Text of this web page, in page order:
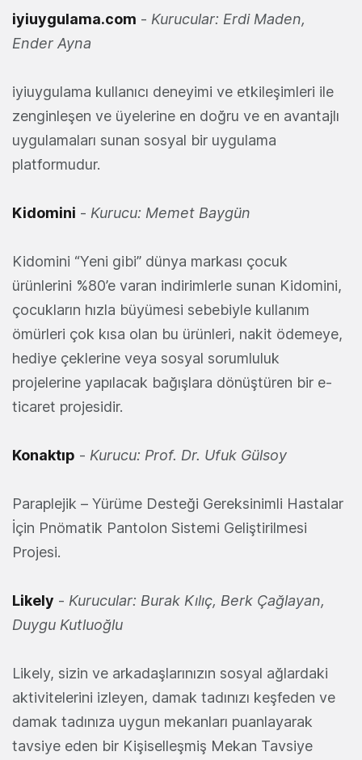
iyiuygulama.com - Kurucular: Erdi Maden,
Ender Ayna
iyiuygulama kullanıcı deneyimi ve etkileşimleri ile
zenginleşen ve üyelerine en doğru ve en avantajlı
uygulamaları sunan sosyal bir uygulama
platformudur.
Kidomini - Kurucu: Memet Baygün
Kidomini “Yeni gibi” dünya markası çocuk
ürünlerini %80’e varan indirimlerle sunan Kidomini,
çocukların hızla büyümesi sebebiyle kullanım
ömürleri çok kısa olan bu ürünleri, nakit ödemeye,
hediye çeklerine veya sosyal sorumluluk
projelerine yapılacak bağışlara dönüştüren bir e-
ticaret projesidir.
Konaktıp - Kurucu: Prof. Dr. Ufuk Gülsoy
Paraplejik – Yürüme Desteği Gereksinimli Hastalar
İçin Pnömatik Pantolon Sistemi Geliştirilmesi
Projesi.
Likely - Kurucular: Burak Kılıç, Berk Çağlayan,
Duygu Kutluoğlu
Likely, sizin ve arkadaşlarınızın sosyal ağlardaki
aktivitelerini izleyen, damak tadınızı keşfeden ve
damak tadınıza uygun mekanları puanlayarak
tavsiye eden bir Kişiselleşmiş Mekan Tavsiye